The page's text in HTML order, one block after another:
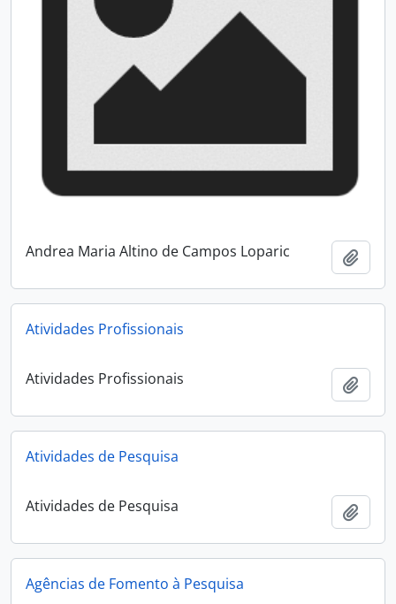
Andrea Maria Altino de Campos Loparic
Atividades Profissionais
Atividades Profissionais
Atividades de Pesquisa
Atividades de Pesquisa
Agências de Fomento à Pesquisa